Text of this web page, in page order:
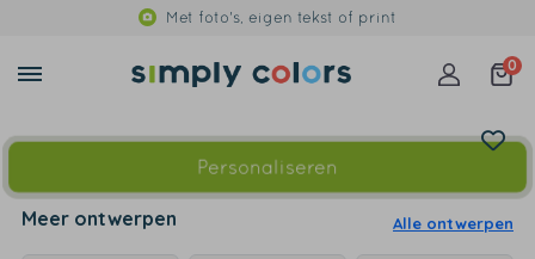
Met foto's, eigen tekst of print
0
Personaliseren
Meer ontwerpen Alle ontwerpen